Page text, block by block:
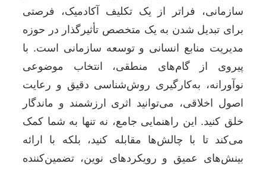
سازمانی، فراتر از یک تکلیف آکادمیک، فرصتی
برای تبدیل شدن به یک متخصص تأثیرگذار در حوزه
مدیریت منابع انسانی و توسعه سازمانی است. با
پیروی از گام‌های منطقی، انتخاب موضوعی
نوآورانه، به‌کارگیری روش‌شناسی دقیق و رعایت
اصول اخلاقی، می‌توانید اثری ارزشمند و ماندگار
خلق کنید. این راهنمایی جامع، نه تنها به شما کمک
می‌کند تا با چالش‌ها مقابله کنید، بلکه با ارائه
بینش‌های عمیق و رویکردهای نوین، تضمین‌کننده